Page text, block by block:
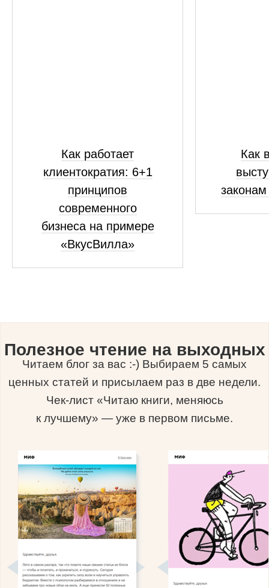
Как работает
клиентократия: 6+1
принципов
современного
бизнеса на примере
«ВкусВилла»
Как
Полезное чтение на выходных
Читаем блог за вас :-) Выбираем 5 самых
ценных статей и присылаем раз в две недели.
Чек-лист «Читаю книги, меняюсь
к лучшему» — уже в первом письме.